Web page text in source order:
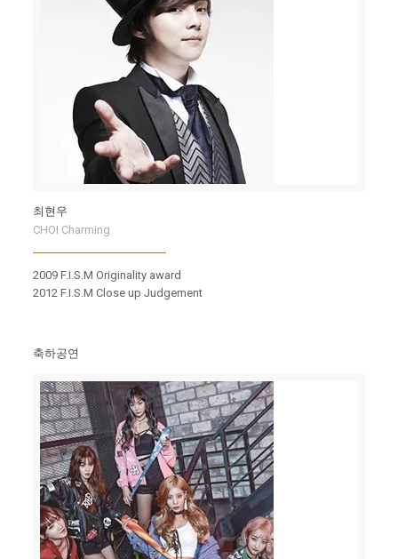
최현우
CHOI Charming
2009 F.I.S.M Originality award
2012 F.I.S.M Close up Judgement
축하공연